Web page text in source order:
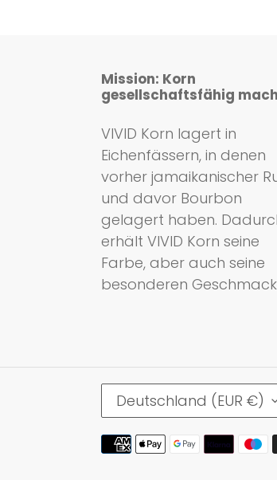
Mission: Korn
gesellschaftsfähig
VIVID Korn lagert in
Eichenfässern, in denen
vorher jamaikanischer
und davor Bourbon
gelagert haben.
erhält VIVID Korn seine
Farbe, aber auch seine
besonderen
L
A
N
D
Deutschland (EUR €)
Zahlungsmethoden